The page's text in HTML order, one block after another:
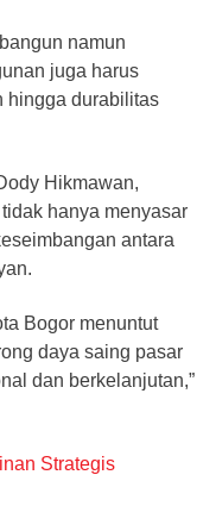
namun
juga harus
hingga durabilitas
Hikmawan,
hanya menyasar
antara
Bogor menuntut
daya saing pasar
dan berkelanjutan,”
Strategis